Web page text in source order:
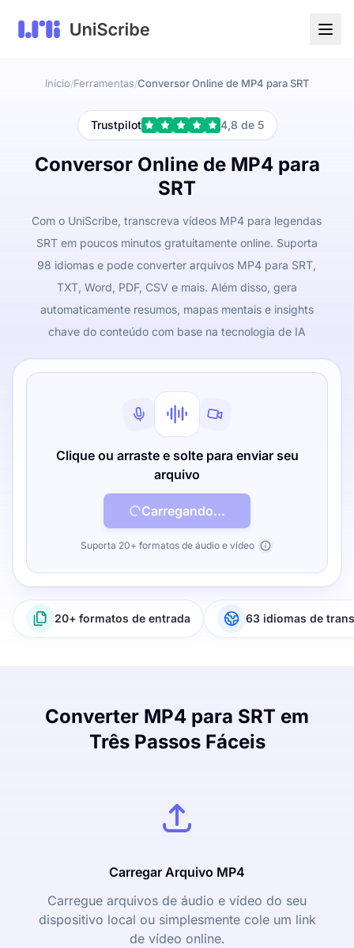
Início/Ferramentas/Conversor Online de MP4 para SRT
Trustpilot 4,8 de 5
Conversor Online de MP4 para
SRT
Com o UniScribe, transcreva vídeos MP4 para legendas
SRT em poucos minutos gratuitamente online. Suporta
98 idiomas e pode converter arquivos MP4 para SRT,
TXT, Word, PDF, CSV e mais. Além disso, gera
automaticamente resumos, mapas mentais e insights
chave do conteúdo com base na tecnologia de IA
Clique ou arraste e solte para enviar seu
arquivo
Carregando...
Suporta 20+ formatos de áudio e vídeo
20+ formatos de entrada 63 idiomas de
Converter MP4 para SRT em
Três Passos Fáceis
Carregar Arquivo MP4
Carregue arquivos de áudio e vídeo do seu
dispositivo local ou simplesmente cole um link
de vídeo online.